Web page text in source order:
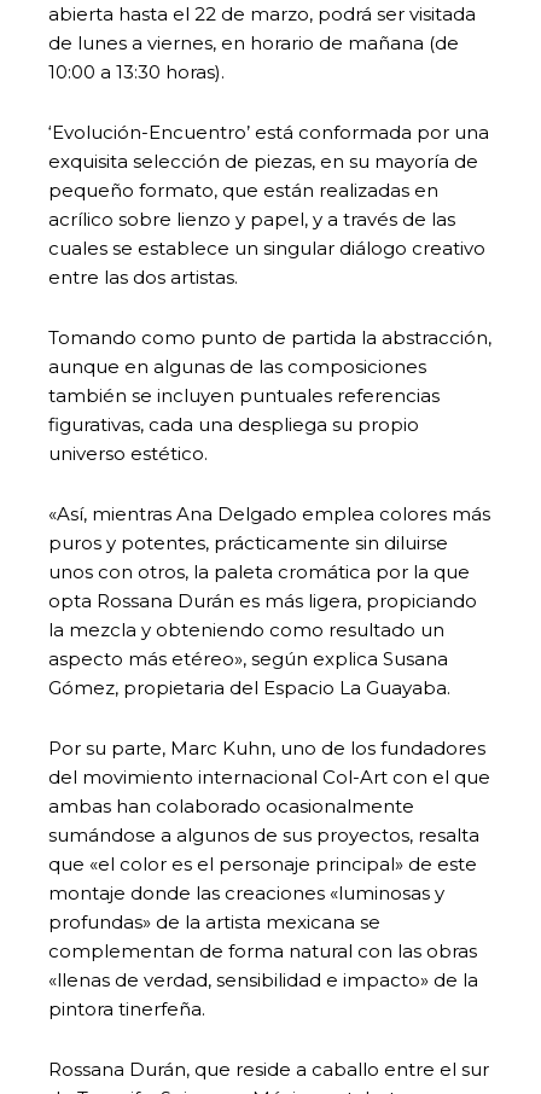
abierta hasta el 22 de marzo, podrá ser visitada
de lunes a viernes, en horario de mañana (de
10:00 a 13:30 horas).
‘Evolución-Encuentro’ está conformada por una
exquisita selección de piezas, en su mayoría de
pequeño formato, que están realizadas en
acrílico sobre lienzo y papel, y a través de las
cuales se establece un singular diálogo creativo
entre las dos artistas.
Tomando como punto de partida la abstracción,
aunque en algunas de las composiciones
también se incluyen puntuales referencias
figurativas, cada una despliega su propio
universo estético.
«Así, mientras Ana Delgado emplea colores más
puros y potentes, prácticamente sin diluirse
unos con otros, la paleta cromática por la que
opta Rossana Durán es más ligera, propiciando
la mezcla y obteniendo como resultado un
aspecto más etéreo», según explica Susana
Gómez, propietaria del Espacio La Guayaba.
Por su parte, Marc Kuhn, uno de los fundadores
del movimiento internacional Col-Art con el que
ambas han colaborado ocasionalmente
sumándose a algunos de sus proyectos, resalta
que «el color es el personaje principal» de este
montaje donde las creaciones «luminosas y
profundas» de la artista mexicana se
complementan de forma natural con las obras
«llenas de verdad, sensibilidad e impacto» de la
pintora tinerfeña.
Rossana Durán, que reside a caballo entre el sur